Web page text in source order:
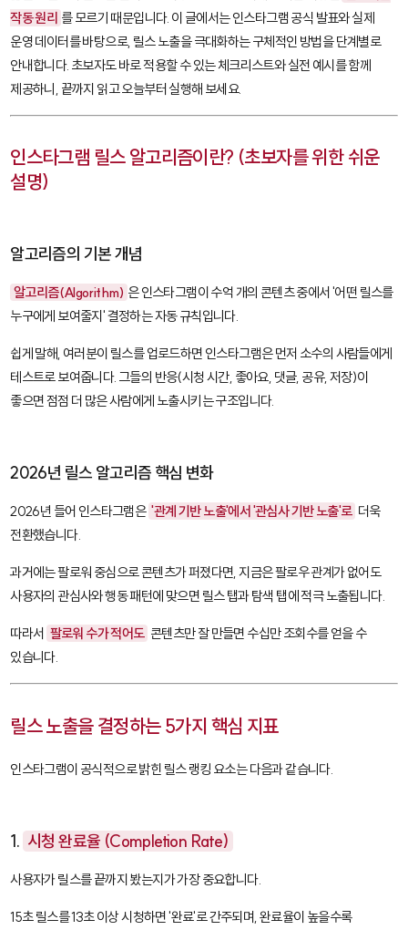
작동 원리 를 모르기 때문입니다. 이 글에서는 인스타그램 공식 발표와 실제
운영 데이터를 바탕으로, 릴스 노출을 극대화하는 구체적인 방법을 단계별로
안내합니다. 초보자도 바로 적용할 수 있는 체크리스트와 실전 예시를 함께
제공하니, 끝까지 읽고 오늘부터 실행해 보세요.
인스타그램 릴스 알고리즘이란? (초보자를 위한 쉬운
설명)
알고리즘의 기본 개념
알고리즘(Algorithm) 은 인스타그램이 수억 개의 콘텐츠 중에서 '어떤 릴스를
누구에게 보여줄지' 결정하는 자동 규칙입니다.
쉽게 말해, 여러분이 릴스를 업로드하면 인스타그램은 먼저 소수의 사람들에게
테스트로 보여줍니다. 그들의 반응(시청 시간, 좋아요, 댓글, 공유, 저장)이
좋으면 점점 더 많은 사람에게 노출시키는 구조입니다.
2026년 릴스 알고리즘 핵심 변화
2026년 들어 인스타그램은 '관계 기반 노출'에서 '관심사 기반 노출'로 더욱
전환했습니다.
과거에는 팔로워 중심으로 콘텐츠가 퍼졌다면, 지금은 팔로우 관계가 없어도
사용자의 관심사와 행동 패턴에 맞으면 릴스 탭과 탐색 탭에 적극 노출됩니다.
따라서 팔로워 수가 적어도 콘텐츠만 잘 만들면 수십만 조회수를 얻을 수
있습니다.
릴스 노출을 결정하는 5가지 핵심 지표
인스타그램이 공식적으로 밝힌 릴스 랭킹 요소는 다음과 같습니다.
1. 시청 완료율 (Completion Rate)
사용자가 릴스를 끝까지 봤는지가 가장 중요합니다.
15초 릴스를 13초 이상 시청하면 '완료'로 간주되며, 완료율이 높을수록